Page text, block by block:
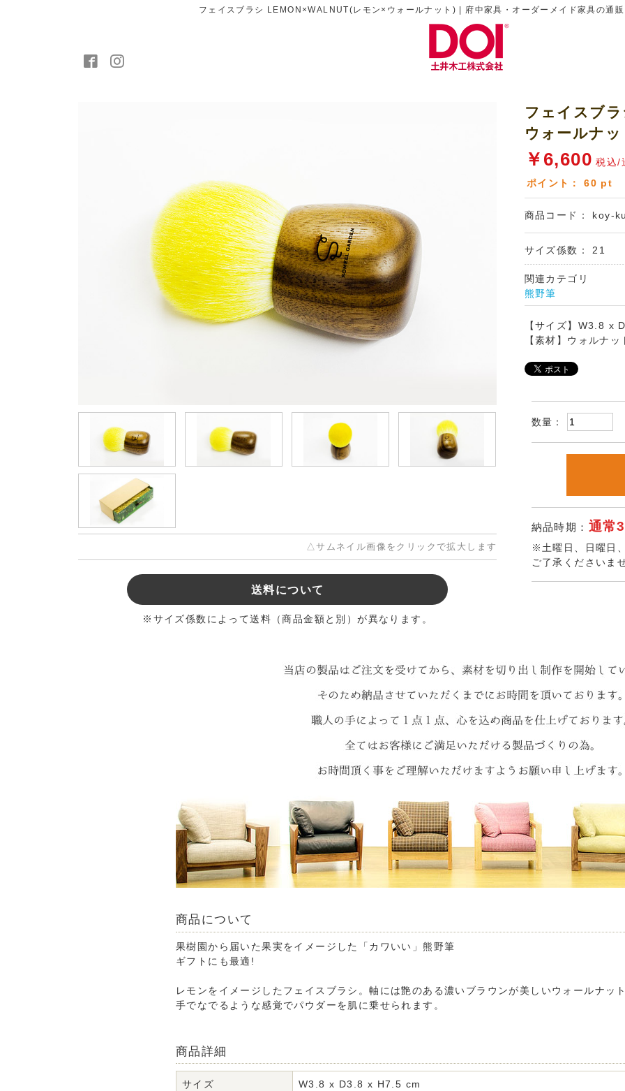
フェイスブラシ LEMON×WALNUT(レモン×ウォールナット) | 府中家具・オーダーメイド家具の通
△サムネイル画像をクリックで拡大します
送料について
※サイズ係数によって送料（商品金額と別）が異なります。
フェイスブ
ウォールナッ
￥ 6,600 税込/
ポイント：60 pt
商品コード： koy-
サイズ係数： 21
関連カテゴリ
熊野筆
【サイズ】W3.8 x
【素材】ウォルナッ
数量：
納品時期： 通常
※土曜日、日曜日
ご了承くださいませ
商品について
果樹園から届いた果実をイメージした「カワいい」熊野筆
ギフトにも最適!
レモンをイメージしたフェイスブラシ。軸には艶のある濃いブラウンが美しいウォールナッ
手でなでるような感覚でパウダーを肌に乗せられます。
商品詳細
サイズ W3.8 x D3.8 x H7.5 cm